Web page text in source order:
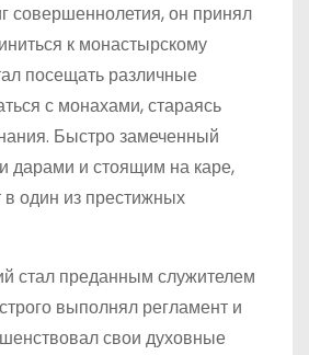
совершеннолетия, он принял
к монастырскому
посещать различные
с монахами, стараясь
Быстро замеченный
дарами и стоящим на каре,
один из престижных
стал преданным служителем
выполнял регламент и
свои духовные